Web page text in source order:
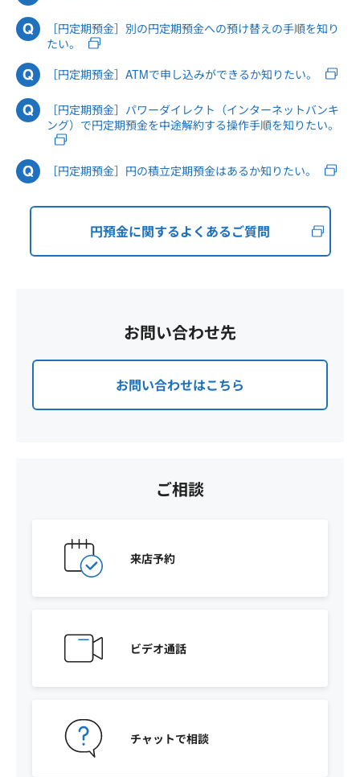
［円定期預金］別の円定期預金への預け替えの手順を知り
たい。
［円定期預金］ATMで申し込みができるか知りたい。
［円定期預金］パワーダイレクト（インターネットバンキ
ング）で円定期預金を中途解約する操作手順を知りたい。
［円定期預金］円の積立定期預金はあるか知りたい。
円預金に関するよくあるご質問
お問い合わせ先
お問い合わせはこちら
ご相談
来店予約
ビデオ通話
チャットで相談